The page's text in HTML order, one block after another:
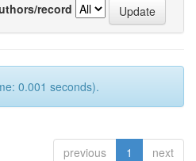
record
0.001 seconds).
previous 1 next